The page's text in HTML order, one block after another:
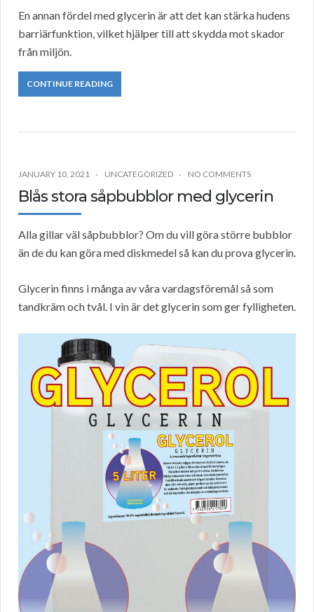
En annan fördel med glycerin är att det kan stärka hudens
barriärfunktion, vilket hjälper till att skydda mot skador
från miljön.
CONTINUE READING
JANUARY 10, 2021 UNCATEGORIZED NO COMMENTS
Blås stora såpbubblor med glycerin
Alla gillar väl såpbubblor? Om du vill göra större bubblor
än de du kan göra med diskmedel så kan du prova glycerin.
Glycerin finns i många av våra vardagsföremål så som
tandkräm och tvål. I vin är det glycerin som ger fylligheten.